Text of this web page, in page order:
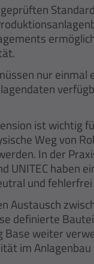
nur
ist wichtig
Weg von
In der
UNITEC haben
und
Austausch
definierte
Base weiter
im Anlagenbau